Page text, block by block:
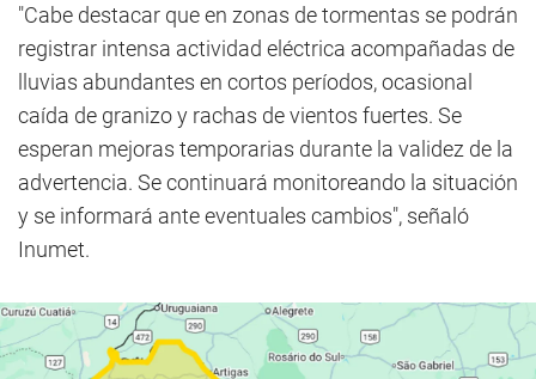
"Cabe destacar que en zonas de tormentas se podrán
registrar intensa actividad eléctrica acompañadas de
lluvias abundantes en cortos períodos, ocasional
caída de granizo y rachas de vientos fuertes. Se
esperan mejoras temporarias durante la validez de la
advertencia. Se continuará monitoreando la situación
y se informará ante eventuales cambios", señaló
Inumet.